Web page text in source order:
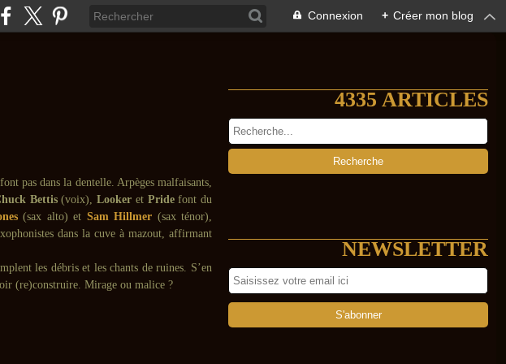
Connexion + Créer mon blog
pas dans la dentelle. Arpèges malfaisants,
Bettis(voix), Looker et Pridefont du
(sax alto) et Sam Hillmer (sax ténor),
dans la cuve à mazout, affirmant
les débris et les chants de ruines. S’en
(re)construire. Mirage ou malice ?
4335 ARTICLES
NEWSLETTER